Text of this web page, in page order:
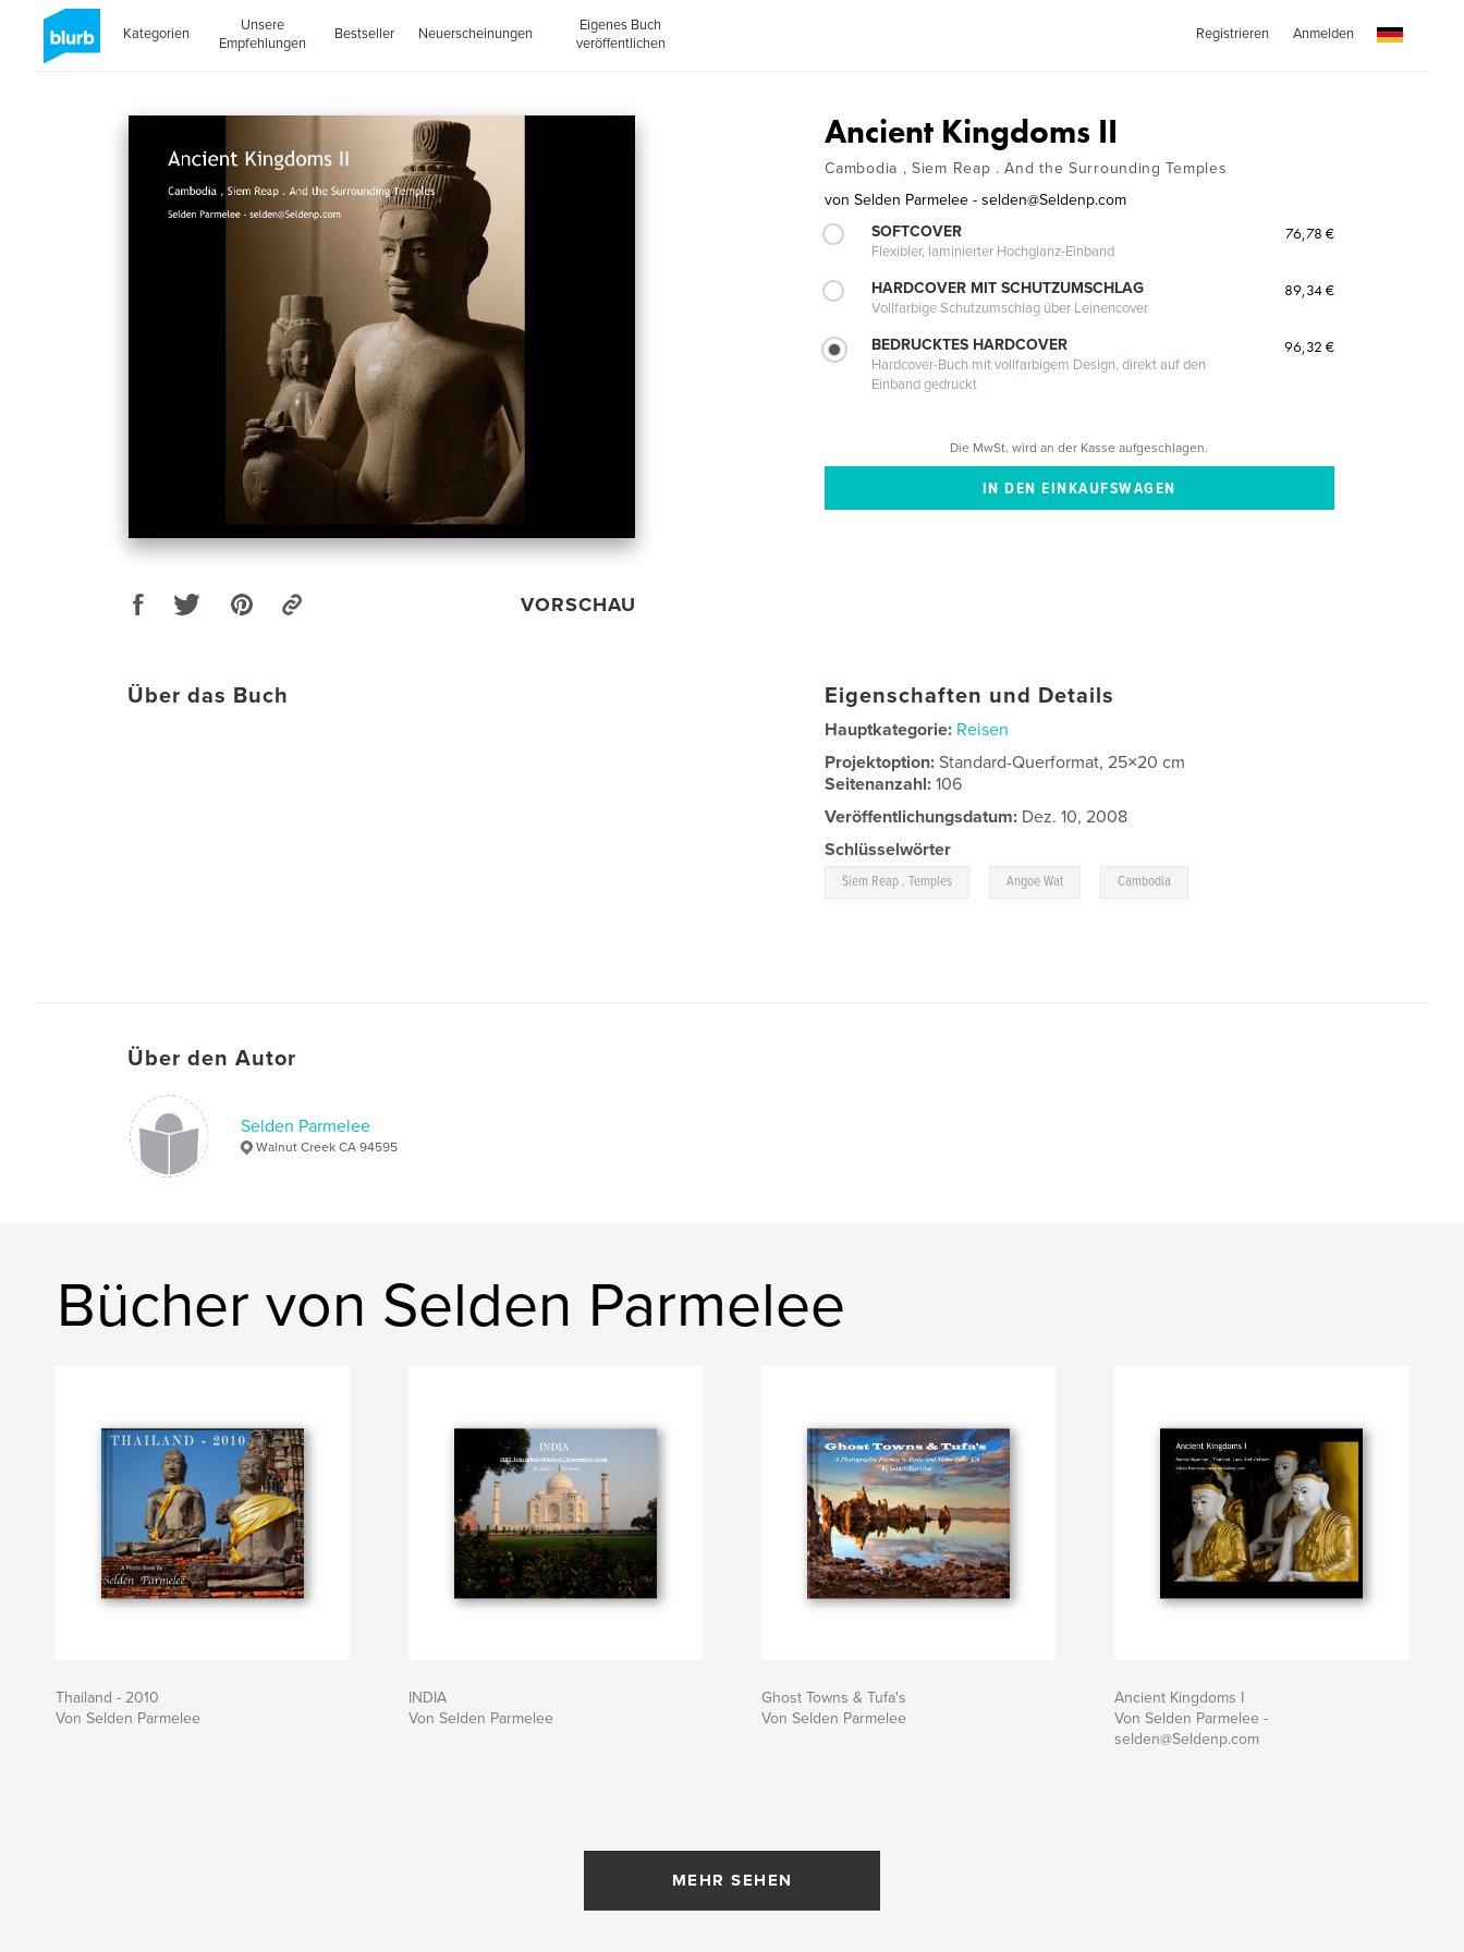
Kategorien
Unsere
Empfehlungen
Bestseller Neuerscheinungen
Eigenes Buch
veröffentlichen
Registrieren Anmelden
VORSCHAU
Ancient Kingdoms II
Cambodia , Siem Reap . And the Surrounding Temples
von Selden Parmelee - selden@Seldenp.com
SOFTCOVER
Flexibler, laminierter Hochglanz-Einband
76,78 €
HARDCOVER MIT SCHUTZUMSCHLAG
Vollfarbige Schutzumschlag über Leinencover
89,34 €
BEDRUCKTES HARDCOVER
Hardcover-Buch mit vollfarbigem Design, direkt auf den
Einband gedruckt
96,32 €
Die MwSt. wird an der Kasse aufgeschlagen.
Über das Buch Eigenschaften und Details
Hauptkategorie: Reisen
Projektoption:Standard-Querformat, 25×20 cm
Seitenanzahl:106
Veröffentlichungsdatum: Dez. 10, 2008
Schlüsselwörter
Siem Reap . Temples Angoe Wat Cambodia
Über den Autor
Selden Parmelee
Walnut Creek CA 94595
Bücher von Selden Parmelee
Thailand - 2010
Von Selden Parmelee
INDIA
Von Selden Parmelee
Ghost Towns & Tufa's
Von Selden Parmelee
Ancient Kingdoms I
Von Selden Parmelee -
selden@Seldenp.com
MEHR SEHEN